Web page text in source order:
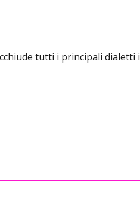
tutti i principali